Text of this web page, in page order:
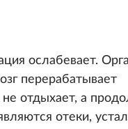
ослабевает.
перерабатывает
отдыхает, а
отеки,